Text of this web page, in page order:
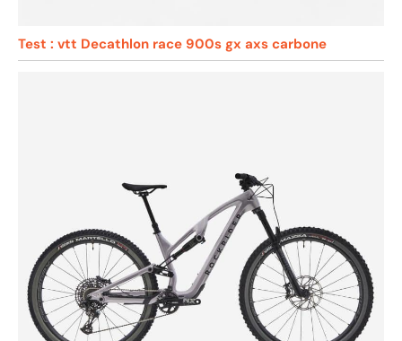
Test : vtt Decathlon race 900s gx axs carbone